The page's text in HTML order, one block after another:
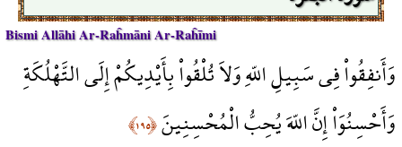
Bismi Allāhi Ar-Raĥmāni Ar-Raĥīmi
وَأَنفِقُواْ فِي سَبِيلِ اللّهِ وَلاَ تُلْقُواْ بِأَيْدِيكُمْ إِلَى التَّهْلُكَةِ
وَأَحْسِنُوَاْ إِنَّ اللّهَ يُحِبُّ الْمُحْسِنِينَ﴿١٩٥﴾